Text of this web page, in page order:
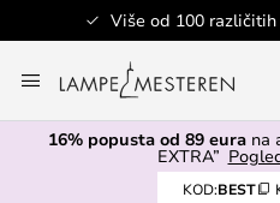
Više od 100
to
Content
16% popusta od 89 eurana
EXTRA”
KOD:BEST